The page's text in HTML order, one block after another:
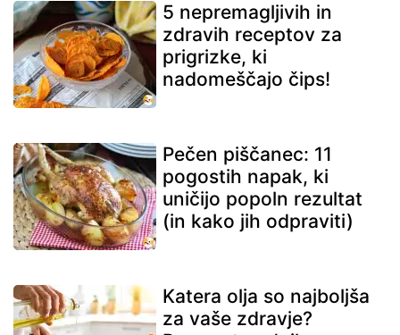
5 nepremagljivih in
zdravih receptov za
prigrizke, ki
nadomeščajo čips!
Pečen piščanec: 11
pogostih napak, ki
uničijo popoln rezultat
(in kako jih odpraviti)
Katera olja so najboljša
za vaše zdravje?